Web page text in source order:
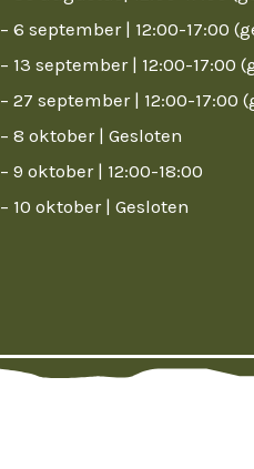
– 6 september | 12:00-17:00
– 13 september | 12:00-17:00
– 27 september | 12:00-17:00
– 8 oktober | Gesloten
– 9 oktober | 12:00-18:00
– 10 oktober | Gesloten